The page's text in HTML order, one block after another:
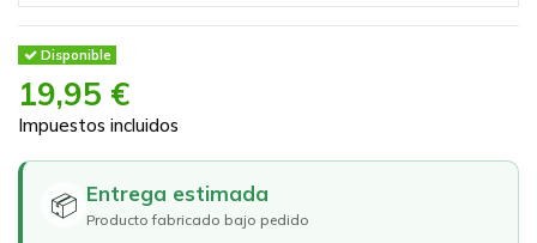
Disponible
19,95 €
Impuestos incluidos
📦 Entrega estimada
Producto fabricado bajo pedido